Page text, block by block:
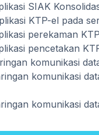
SIAK
KTP-el pada
perekaman
pencetakan
komunikasi
komunikasi
komunikasi